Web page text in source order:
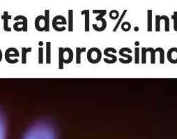
del 13%.
il